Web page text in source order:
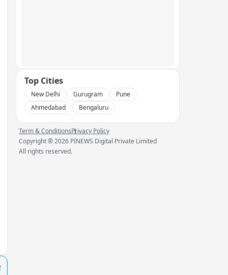
Top Cities
New Delhi Gurugram
Pune
Ahmedabad
Bengaluru
Term & ConditionsPrivacy Policy
Copyright ®2026 PINEWS Digital Private Limited
All rights reserved.